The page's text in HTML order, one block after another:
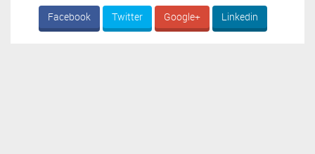
Facebook Twitter Google+ Linkedin